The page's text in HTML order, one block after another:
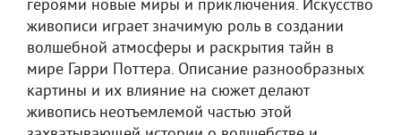
героями новые миры и приключения. Искусство
живописи играет значимую роль в создании
волшебной атмосферы и раскрытия тайн в
мире Гарри Поттера. Описание разнообразных
картины и их влияние на сюжет делают
живопись неотъемлемой частью этой